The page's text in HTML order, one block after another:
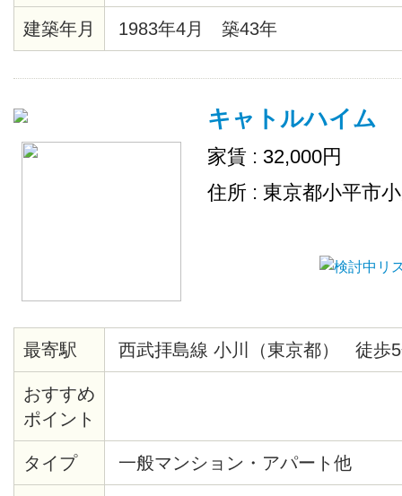
建築年月
1983年4月 築43年
キャトルハイム
家賃 : 32,000円
住所 : 東京都小平市
最寄駅 西武拝島線 小川（東京都） 徒歩
おすすめ
ポイント
タイプ 一般マンション・アパート他